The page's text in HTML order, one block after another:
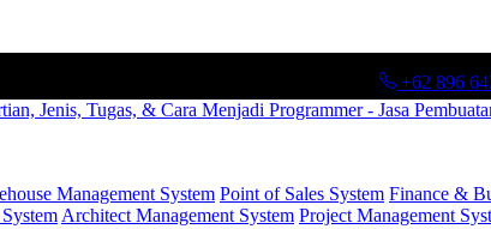
+62 896
Management System Point of Sales System Finance &
Architect Management System Project Management